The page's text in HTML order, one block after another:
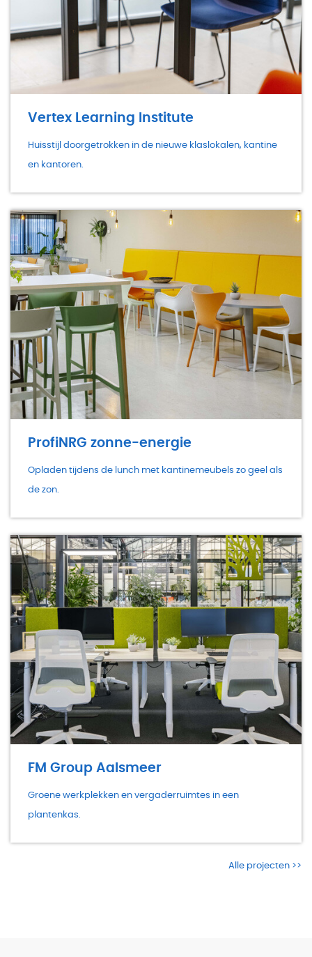
Vertex Learning Institute
Huisstijl doorgetrokken in de nieuwe klaslokalen, kantine
en kantoren.
ProfiNRG zonne-energie
Opladen tijdens de lunch met kantinemeubels zo geel als
de zon.
FM Group Aalsmeer
Groene werkplekken en vergaderruimtes in een
plantenkas.
Alle projecten >>